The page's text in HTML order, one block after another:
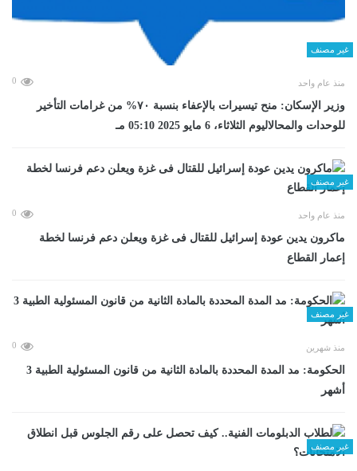
غير مصنف
منذ عام واحد 0
وزير الإسكان: منح تيسيرات بالإعفاء بنسبة ٧٠% من غرامات التأخير
للوحدات والمحالاليوم الثلاثاء، 6 مايو 2025 05:10 مـ
غير مصنف
منذ عام واحد 0
ماكرون يدين عودة إسرائيل للقتال فى غزة ويعلن دعم فرنسا لخطة
إعمار القطاع
غير مصنف
منذ شهرين 0
الحكومة: مد المدة المحددة بالمادة الثانية من قانون المسئولية الطبية 3
أشهر
غير مصنف